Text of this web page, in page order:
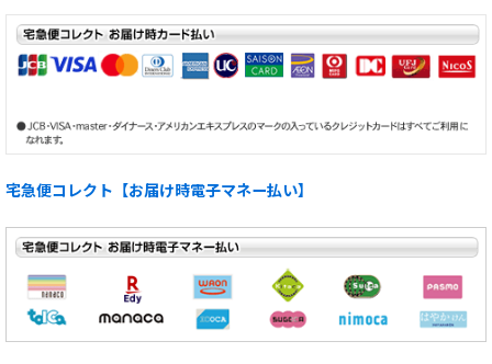
Sublime・Long Beach Dub Allstars
☆ BAND: SU - SZ
☆ BAND: T
☆ BAND: W
☆ BAND: X
Used Clothes・古着
Japanese Bnad・邦バンド
2XL Tシャツ etc...
送料無料商品です。同梱OK！
限定品/レア・アイテム
宅急便コレクト【お届け時電子マネー払い】